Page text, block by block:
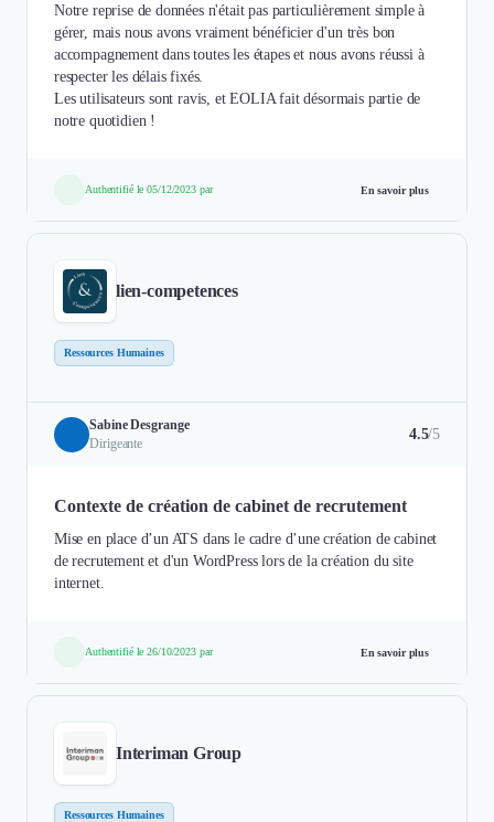
Notre reprise de données n'était pas particulièrement simple à
gérer, mais nous avons vraiment bénéficier d'un très bon
accompagnement dans toutes les étapes et nous avons réussi à
respecter les délais fixés.
Les utilisateurs sont ravis, et EOLIA fait désormais partie de
notre quotidien !
Authentifié le 05/12/2023 par En savoir plus
lien-competences
Ressources Humaines
Sabine Desgrange
Dirigeante
4.5/5
Contexte de création de cabinet de recrutement
Mise en place d’un ATS dans le cadre d’une création de cabinet
de recrutement et d'un WordPress lors de la création du site
internet.
Authentifié le 26/10/2023 par En savoir plus
Interiman Group
Ressources Humaines